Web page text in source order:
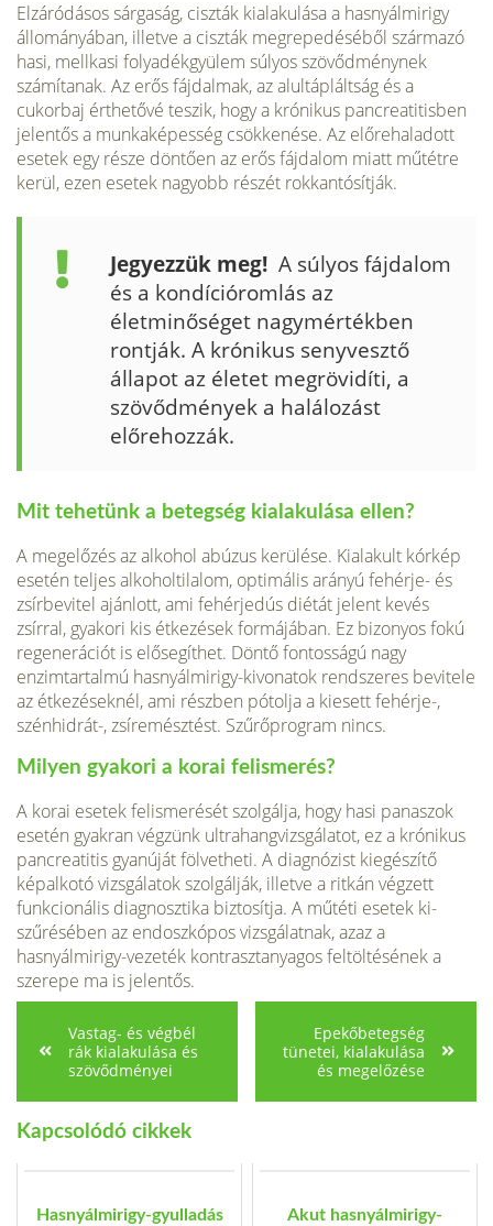
Elzáródásos sárgaság, ciszták kialakulása a hasnyálmirigy
állomá­nyában, illetve a ciszták megrepedéséből származó
hasi, mellkasi folyadékgyülem súlyos szövődménynek
számítanak. Az erős fájdal­mak, az alultápláltság és a
cukorbaj érthetővé teszik, hogy a krónikus pancreatitisben
jelentős a munkaképesség csökkenése. Az előrehala­dott
esetek egy része döntően az erős fájdalom miatt műtétre
kerül, ezen esetek nagyobb részét rokkantósítják.
Jegyezzük meg! A súlyos fájdalom
és a kondícióromlás az
életminőséget nagymértékben
rontják. A krónikus senyvesztő
állapot az életet megrövidíti, a
szövődmények a halálozást
előrehozzák.
Mit tehetünk a betegség kialakulása ellen?
A megelőzés az alkohol abúzus kerülése. Kialakult kórkép
esetén teljes alkoholti­lalom, optimális arányú fehérje- és
zsírbevitel ajánlott, ami fehérjedús diétát jelent kevés
zsírral, gyakori kis étkezések formájában. Ez bizonyos fokú
regenerációt is elősegíthet. Döntő fontosságú nagy
enzimtartalmú hasnyálmirigy-kivonatok rend­szeres bevitele
az étkezéseknél, ami részben pótolja a kiesett fehérje-,
szénhidrát-, zsíremésztést. Szűrőprogram nincs.
Milyen gyakori a korai felismerés?
A korai esetek felismerését szolgálja, hogy hasi panaszok
esetén gyakran végzünk ultrahangvizsgálatot, ez a krónikus
pancreatitis gyanúját föl­vetheti. A diagnózist kiegészítő
képalkotó vizsgálatok szolgálják, illetve a ritkán végzett
funkcionális diagnosztika biztosítja. A műtéti esetek ki­
szűrésében az endoszkópos vizsgálatnak, azaz a
hasnyálmirigy-vezeték kontrasztanyagos feltöltésének a
szerepe ma is jelentős.
Vastag- és végbél
rák kialakulása és
szövődményei
Epekőbetegség
tünetei, kialakulása
és megelőzése
Kapcsolódó cikkek
Hasnyálmirigy-gyulladás Akut hasnyálmirigy-